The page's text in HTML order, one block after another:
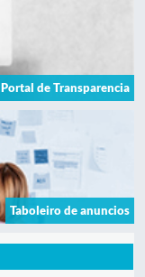
Portal de Transparencia
Taboleiro de anuncios